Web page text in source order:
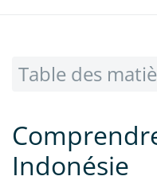
Table des
Indonésie